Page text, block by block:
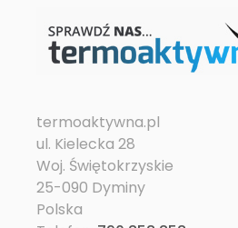
termoaktywna.pl
ul. Kielecka 28
Woj. Świętokrzyskie
25-090 Dyminy
Polska